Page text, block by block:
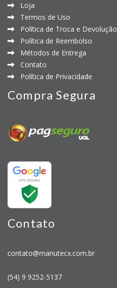
Loja
Termos de Uso
Política de Troca e Devolução
Política de Reembolso
Métodos de Entrega
Contato
Política de Privacidade
Compra Segura
Contato
contato@manutecx.com.br
(54) 9 9252-5137